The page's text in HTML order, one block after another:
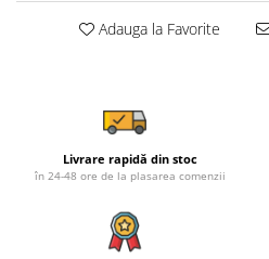
Adauga la Favorite
Livrare rapidă din stoc
în 24-48 ore de la plasarea comenzii